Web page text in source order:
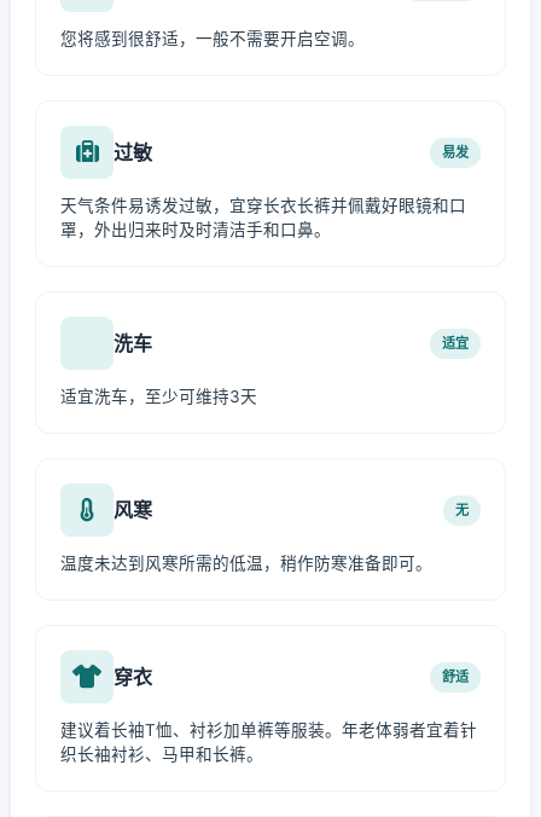
您将感到很舒适，一般不需要开启空调。
过敏 易发
天气条件易诱发过敏，宜穿长衣长裤并佩戴好眼镜和口
罩，外出归来时及时清洁手和口鼻。
洗车 适宜
适宜洗车，至少可维持3天
风寒 无
温度未达到风寒所需的低温，稍作防寒准备即可。
穿衣 舒适
建议着长袖T恤、衬衫加单裤等服装。年老体弱者宜着针
织长袖衬衫、马甲和长裤。